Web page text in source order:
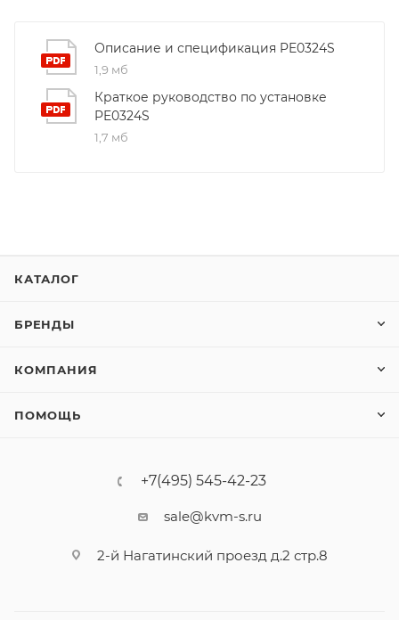
Описание и спецификация PE0324S
1,9 мб
Краткое руководство по установке
PE0324S
1,7 мб
КАТАЛОГ
БРЕНДЫ
КОМПАНИЯ
ПОМОЩЬ
+7(495) 545-42-23
sale@kvm-s.ru
2-й Нагатинский проезд д.2 стр.8